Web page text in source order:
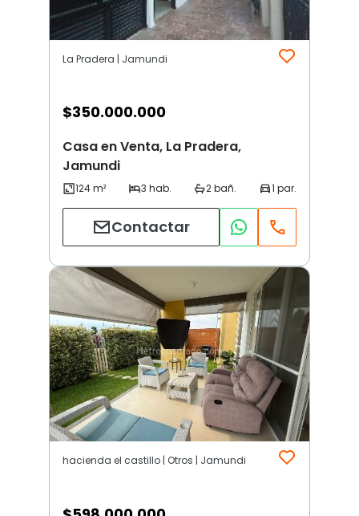
La Pradera | Jamundi
$350.000.000
Casa en Venta, La Pradera,
Jamundi
Contactar
hacienda el castillo | Otros | Jamundi